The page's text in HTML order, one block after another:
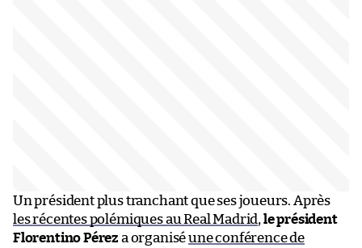
Un président plus tranchant que ses joueurs. Après
les récentes polémiques au Real Madrid , le président
Florentino Pérez a organiséune conférence de